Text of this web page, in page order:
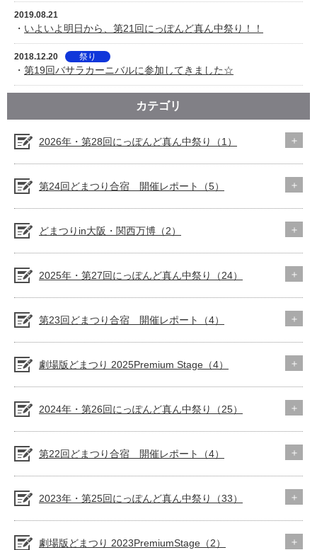
2019.08.21
・ いよいよ明日から、第21回にっぽんど真ん中祭り！！
2018.12.20 祭り
・ 第19回バサラカーニバルに参加してきました☆
カテゴリ
2026年・第28回にっぽんど真ん中祭り（1）
第24回どまつり合宿 開催レポート（5）
どまつりin大阪・関西万博（2）
2025年・第27回にっぽんど真ん中祭り（24）
第23回どまつり合宿 開催レポート（4）
劇場版どまつり 2025Premium Stage（4）
2024年・第26回にっぽんど真ん中祭り（25）
第22回どまつり合宿 開催レポート（4）
2023年・第25回にっぽんど真ん中祭り（33）
劇場版どまつり 2023PremiumStage（2）